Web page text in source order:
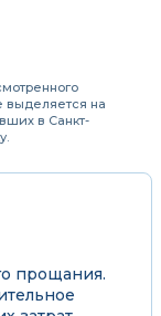
выделяется на
в Санкт-
прощания.